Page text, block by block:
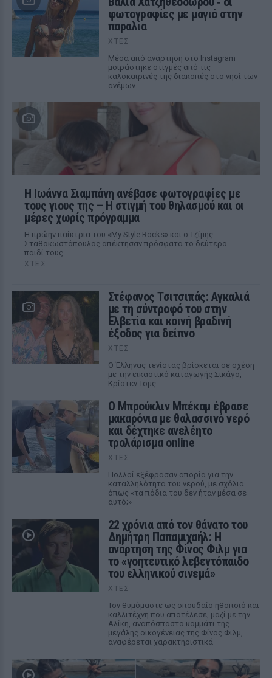
φωτογραφίες με μαγιό στην
παραλία
ΧΤΕΣ
Μέσα από ανάρτηση στο Instagram
μοιράστηκε στιγμές από τις
καλοκαιρινές της διακοπές στο νησί των
ανέμων
H Ιωάννα Σιαμπάνη ανέβασε φωτογραφίες με
τους γιους της – Η στιγμή του θηλασμού και οι
μέρες χωρίς πρόγραμμα
Η πρώην παίκτρια του «My Style Rocks» και ο Τζίμης
Σταθοκωστόπουλος απέκτησαν πρόσφατα το δεύτερο
παιδί τους
ΧΤΕΣ
Στέφανος Τσιτσιπάς: Αγκαλιά
με τη σύντροφό του στην
Ελβετία και κοινή βραδινή
έξοδος για δείπνο
ΧΤΕΣ
Ο Έλληνας τενίστας βρίσκεται σε σχέση
με την εικαστικό καταγωγής Σικάγο,
Κρίστεν Τομς
Ο Μπρούκλιν Μπέκαμ έβρασε
μακαρόνια με θαλασσινό νερό
και δέχτηκε ανελέητο
τρολάρισμα online
ΧΤΕΣ
Πολλοί εξέφρασαν απορία για την
καταλληλότητα του νερού, με σχόλια
όπως «τα πόδια του δεν ήταν μέσα σε
αυτό;»
22 χρόνια από τον θάνατο του
Δημήτρη Παπαμιχαήλ: Η
ανάρτηση της Φίνος Φιλμ για
το «γοητευτικό λεβεντόπαιδο
του ελληνικού σινεμά»
ΧΤΕΣ
Τον θυμόμαστε ως σπουδαίο ηθοποιό και
καλλιτέχνη που αποτέλεσε, μαζί με την
Αλίκη, αναπόσπαστο κομμάτι της
μεγάλης οικογένειας της Φίνος Φιλμ,
αναφέρεται χαρακτηριστικά